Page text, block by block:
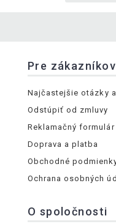
Pre zákazníkov
Najčastejšie otázky
Odstúpiť od zmluvy
Reklamačný formulár
Doprava a platba
Obchodné
Ochrana osobných
O spoločnosti